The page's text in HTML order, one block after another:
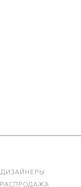
ДИЗАЙНЕРЫ
РАСПРОДАЖА